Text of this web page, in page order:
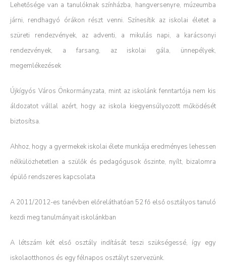
Lehetősége van a tanulóknak színházba, hangversenyre, múzeumba
járni, rendhagyó órákon részt venni. Színesítik az iskolai életet a
szüreti rendezvények, az adventi, a mikulás napi, a karácsonyi
rendezvények, a farsang, az iskolai gála, ünnepélyek,
megemlékezések
Újkígyós Város Önkormányzata, mint az iskolánk fenntartója nem kis
áldozatot vállal azért, hogy az iskola kiegyensúlyozott működését
biztosítsa.
Ahhoz, hogy a gyermekek iskolai élete munkája eredményes lehessen
nélkülözhetetlen a szülők és pedagógusok őszinte, nyílt, bizalomra
épülő rendszeres kapcsolata
A 2011/2012-es tanévben előreláthatóan 52 fő első osztályos tanuló
kezdi meg tanulmányait iskolánkban
A létszám két első osztály indítását teszi szükségessé, így egy
iskolaotthonos és egy félnapos osztályt szervezünk.